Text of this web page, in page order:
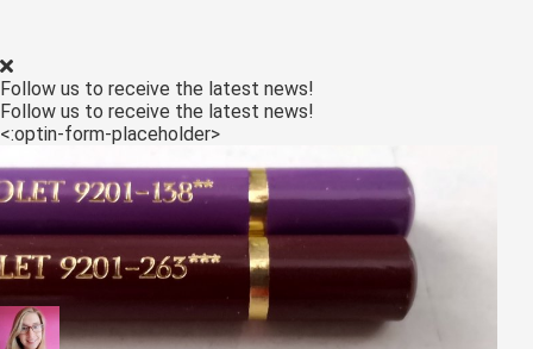
Follow us to receive the latest news!
Follow us to receive the latest news!
<:optin-form-placeholder>